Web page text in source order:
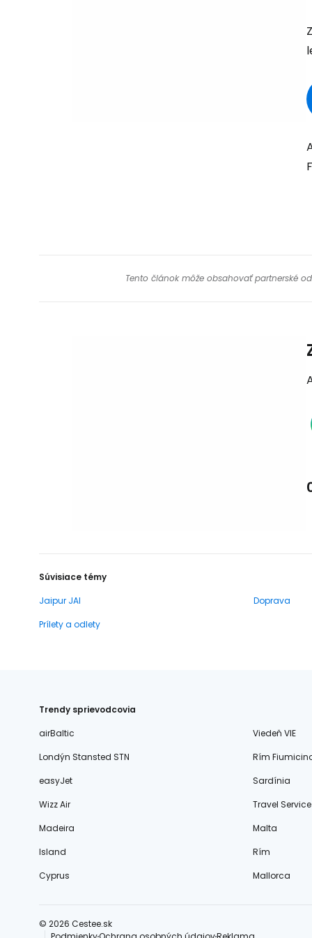
Tento článok môže obsahovať partnerské
Súvisiace témy
Jaipur JAI
Doprava
Prílety a odlety
Trendy sprievodcovia
airBaltic
Viedeň VIE
Londýn Stansted STN
Rím
easyJet
Sardínia
Wizz Air
Travel Service
Madeira
Malta
Island
Rím
Cyprus
Mallorca
© 2026 Cestee.sk